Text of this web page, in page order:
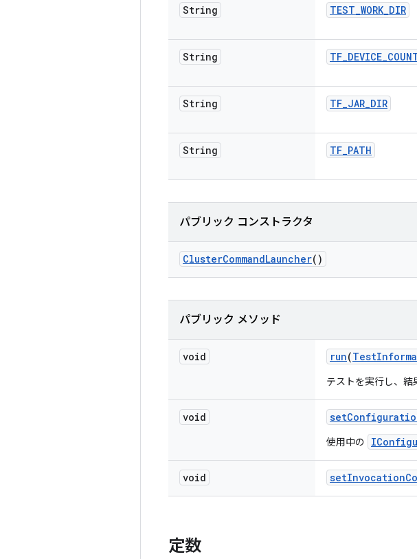
String TEST_WORK_DIR
String TF_DEVICE_
String TF_JAR_DIR
String TF_PATH
パブリック コンストラクタ
ClusterCommandLauncher()
パブリック メソッド
void run(Test
テストを実行し、結
void set
使用中の
void setInvocation
定数